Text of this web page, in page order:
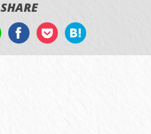
SHARE